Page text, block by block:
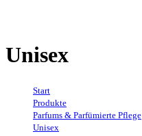
Unisex
Start
Produkte
Parfums & Parfümierte Pflege
Unisex